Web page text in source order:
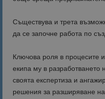
Съществува и трета
да се започне работа по
Ключова роля в процесите
екипа му в разработването
своята експертиза и
решения за разширяване на